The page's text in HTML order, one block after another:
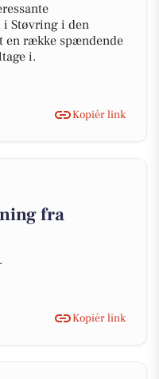
i Støvring i den
en række spændende
i.
Kopiér link
fra
Kopiér link